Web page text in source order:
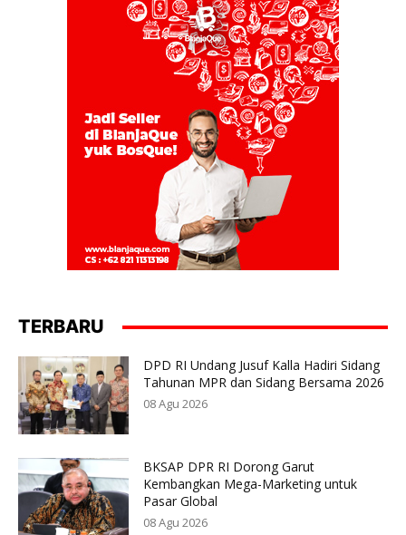
TERBARU
DPD RI Undang Jusuf Kalla Hadiri Sidang
Tahunan MPR dan Sidang Bersama 2026
08 Agu 2026
BKSAP DPR RI Dorong Garut
Kembangkan Mega-Marketing untuk
Pasar Global
08 Agu 2026